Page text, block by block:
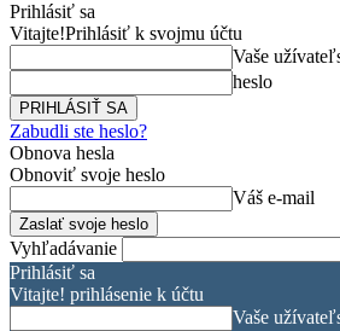
Prihlásiť sa
Vitajte!Prihlásiť k svojmu účtu
Vaše
heslo
Zabudli ste heslo?
Obnova hesla
Obnoviť svoje heslo
Váš e-mail
Vyhľadávanie
Prihlásiť sa
Vitajte! prihlásenie k účtu
Vaše